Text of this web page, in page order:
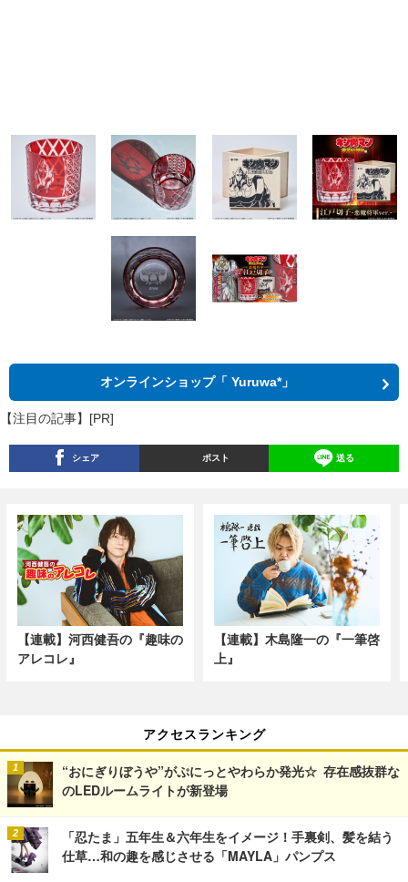
オンラインショップ「 Yuruwa*」
【注目の記事】[PR]
シェア ポスト 送る
【連載】河西健吾の『趣味の
アレコレ』
【連載】木島隆一の『一筆啓
上』
アクセスランキング
“おにぎりぼうや”がぷにっとやわらか発光☆ 存在感抜群な
のLEDルームライトが新登場
「忍たま」五年生＆六年生をイメージ！手裏剣、髪を結う
仕草…和の趣を感じさせる「MAYLA」パンプス